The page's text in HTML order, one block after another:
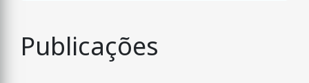
Publicações